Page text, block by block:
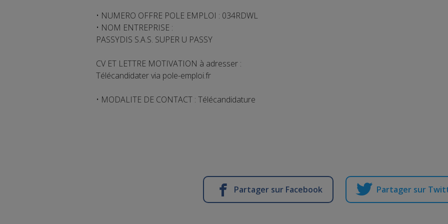
• NUMERO OFFRE POLE EMPLOI : 034RDWL
• NOM ENTREPRISE :
PASSYDIS S.A.S. SUPER U PASSY
CV ET LETTRE MOTIVATION à adresser :
Télécandidater via pole-emploi.fr
• MODALITE DE CONTACT : Télécandidature
Partager sur Facebook Partager sur